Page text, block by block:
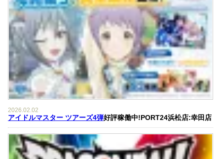
2026.02.02
アイドルマスター ツアーズ4弾好評稼働中!PORT24浜松店:幸田店